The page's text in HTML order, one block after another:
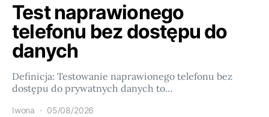
Test naprawionego
telefonu bez dostępu do
danych
Definicja: Testowanie naprawionego telefonu bez
dostępu do prywatnych danych to…
Iwona 05/08/2026